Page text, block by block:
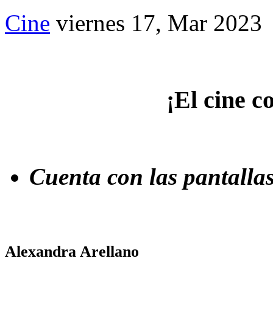
Cine viernes 17, Mar 2023
¡El cine
Cuenta con las
Alexandra Arellano